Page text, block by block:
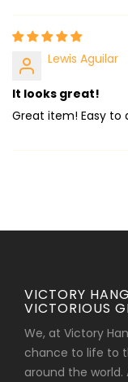
Lewis Aguilar
It looks great!
Great item! Easy to
VICTORY
VICTORIOUS
We, at Victory
chance to life to
around the world.